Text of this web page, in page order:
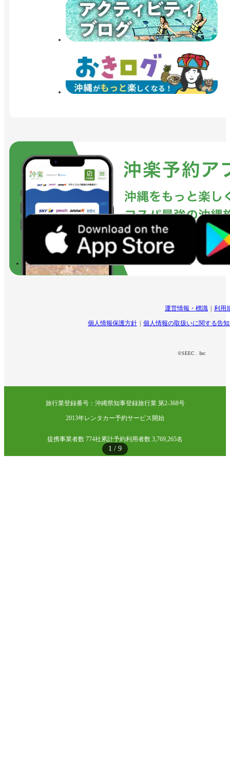
1 / 9
運営情報・標識 利用
個人情報保護方針 個人情報の取扱いに関する告
©SEEC . Inc
旅行業登録番号：沖縄県知事登録旅行業 第2-368号
2013年レンタカー予約サービス開始
提携事業者数 774社累計予約利用者数 3,769,265名